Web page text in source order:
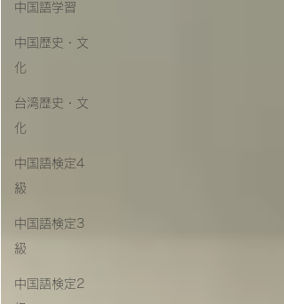
中国語学習
中国歴史・文
化
台湾歴史・文
化
中国語検定4
級
中国語検定3
級
中国語検定2